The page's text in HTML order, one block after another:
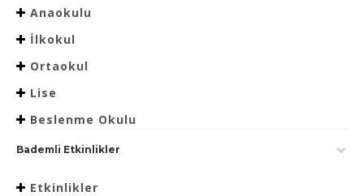
Anaokulu
İlkokul
Ortaokul
Lise
Beslenme Okulu
Bademli Etkinlikler
Etkinlikler